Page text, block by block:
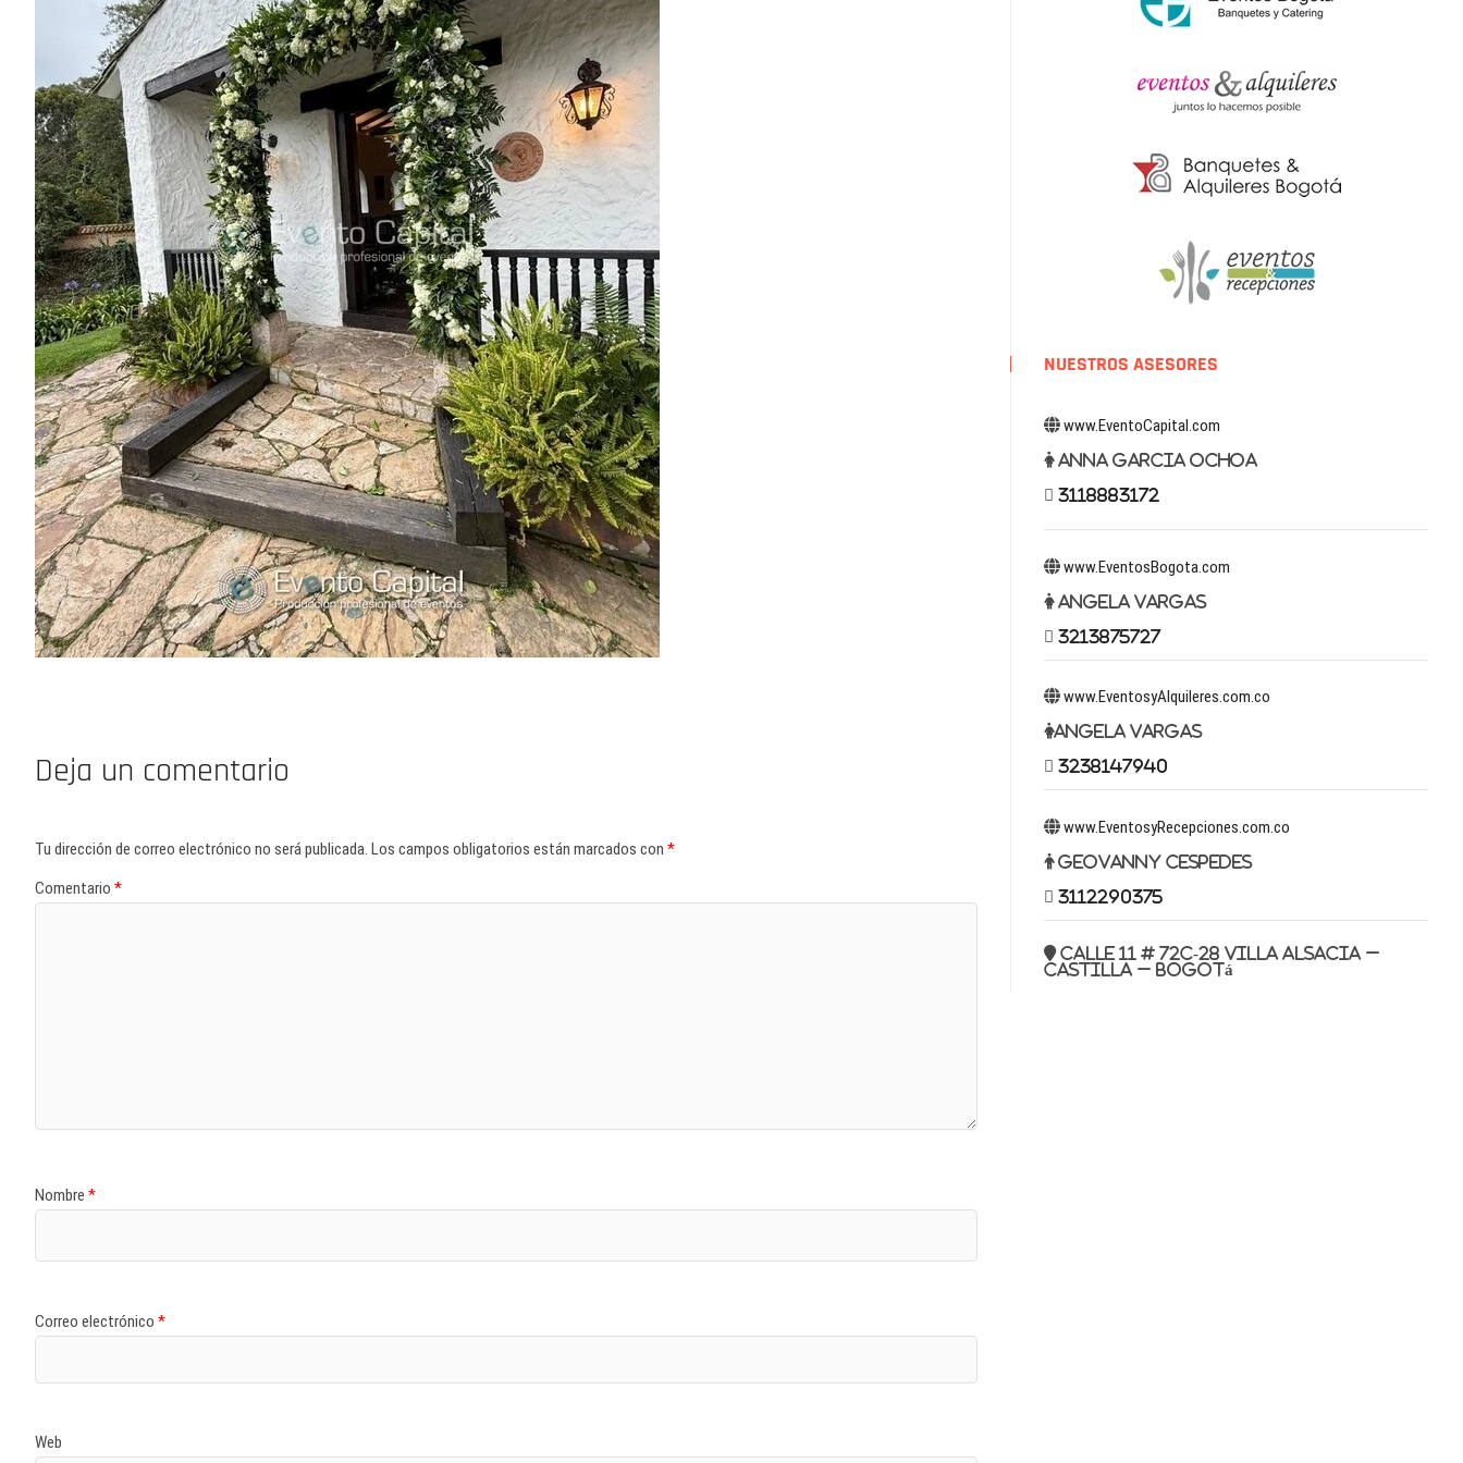
Deja un comentario
Tu dirección de correo electrónico no será publicada. Los campos obligatorios están marcados con *
Comentario *
Nombre *
Correo electrónico *
Web
NUESTROS ASESORES
www.EventoCapital.com
Anna Garcia Ochoa
3118883172
www.EventosBogota.com
Angela Vargas
3213875727
www.EventosyAlquileres.com.co
Angela Vargas
3238147940
www.EventosyRecepciones.com.co
Geovanny Cespedes
3112290375
Calle 11 # 72c-28 Villa Alsacia –
Castilla – Bogotá